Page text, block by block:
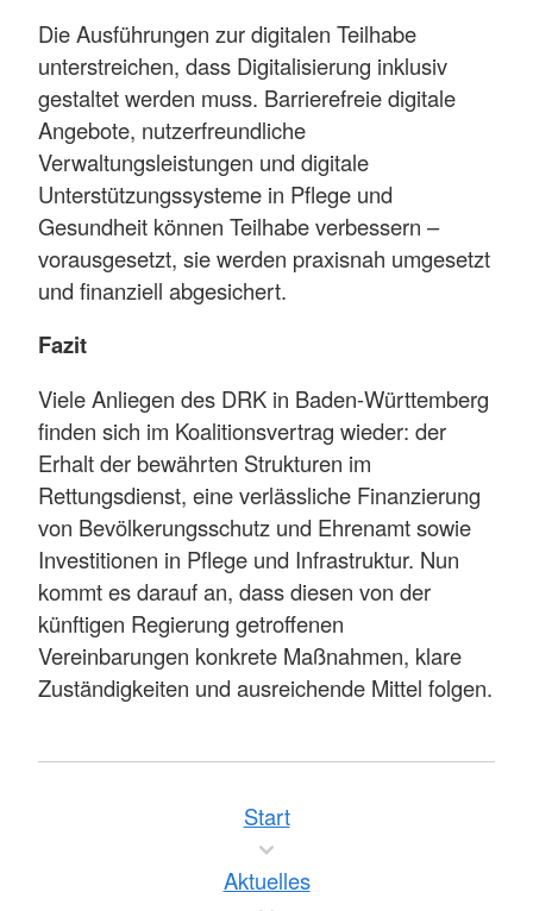
Die Ausführungen zur digitalen Teilhabe
unterstreichen, dass Digitalisierung inklusiv
gestaltet werden muss. Barrierefreie digitale
Angebote, nutzerfreundliche
Verwaltungsleistungen und digitale
Unterstützungssysteme in Pflege und
Gesundheit können Teilhabe verbessern –
vorausgesetzt, sie werden praxisnah umgesetzt
und finanziell abgesichert.
Fazit
Viele Anliegen des DRK in Baden-Württemberg
finden sich im Koalitionsvertrag wieder: der
Erhalt der bewährten Strukturen im
Rettungsdienst, eine verlässliche Finanzierung
von Bevölkerungsschutz und Ehrenamt sowie
Investitionen in Pflege und Infrastruktur. Nun
kommt es darauf an, dass diesen von der
künftigen Regierung getroffenen
Vereinbarungen konkrete Maßnahmen, klare
Zuständigkeiten und ausreichende Mittel folgen.
Start
Aktuelles